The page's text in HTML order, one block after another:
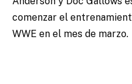
comenzar el
WWE en el mes de marzo.